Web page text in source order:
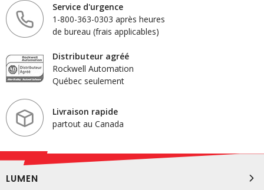
Service d'urgence
1-800-363-0303 après heures
de bureau (frais applicables)
Distributeur agréé
Rockwell Automation
Québec seulement
Livraison rapide
partout au Canada
LUMEN